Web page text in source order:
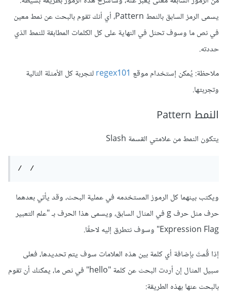
يسمى الرمز السابق بالنمط Pattern، أي أنك تقوم بالبحث عن نمط معين
في نص ما وسوف تحثل في النهاية على كل الكلمات المطابقة للنمط الذي
حددته.
ملاحظة: يُمكن إستخدام موقع regex101 لتجربة كل الأمثلة التالية
وتجربتها.
النمط Pattern
يتكون النمط من علامتي القسمة Slash
/  /
ويكتب بينهما كل الرموز المستخدمه في عملية البحث، وقد يأتي بعدهما
حرف مثل حرف g في المثال السابق، ويسمى هذا الحرف بـ "علم التعبير
Expression Flag" وسوف نتطرق إليه لاحقًا.
إذا قُمتَ بإضافة أي كلمة بين هذه العلامات سوف يتم تحديدها، فعلى
سبيل المثال إن أردت البحث عن كلمة "hello" في نص ما، يمكنك أن تقوم
بالبحث عنها بهذه الطريقة: